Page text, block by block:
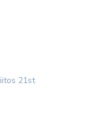
21st